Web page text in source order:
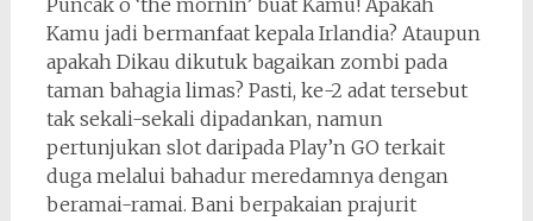
Puncak o ‘the mornin’ buat Kamu! Apakah
Kamu jadi bermanfaat kepala Irlandia? Ataupun
apakah Dikau dikutuk bagaikan zombi pada
taman bahagia limas? Pasti, ke-2 adat tersebut
tak sekali-sekali dipadankan, namun
pertunjukan slot daripada Play’n GO terkait
duga melalui bahadur meredamnya dengan
beramai-ramai. Bani berpakaian prajurit